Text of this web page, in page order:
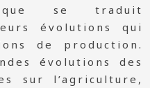
se traduit
évolutions qui
de production.
évolutions des
sur l’agriculture,